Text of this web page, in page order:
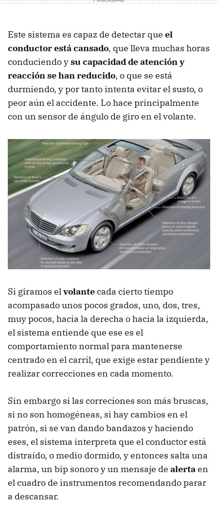
Este sistema es capaz de detectar que el
conductor está cansado, que lleva muchas horas
conduciendo ysu capacidad de atención y
reacción se han reducido, o que se está
durmiendo, y por tanto intenta evitar el susto, o
peor aún el accidente. Lo hace principalmente
con un sensor de ángulo de giro en el volante.
Si giramos elvolantecada cierto tiempo
acompasado unos pocos grados, uno, dos, tres,
muy pocos, hacia la derecha o hacia la izquierda,
el sistema entiende que ese es el
comportamiento normal para mantenerse
centrado en el carril, que exige estar pendiente y
realizar correcciones en cada momento.
Sin embargo si las correciones son más bruscas,
si no son homogéneas, si hay cambios en el
patrón, si se van dando bandazos y haciendo
eses, el sistema interpreta que el conductor está
distraído, o medio dormido, y entonces salta una
alarma, un bip sonoro y un mensaje de alertaen
el cuadro de instrumentos recomendando parar
a descansar.